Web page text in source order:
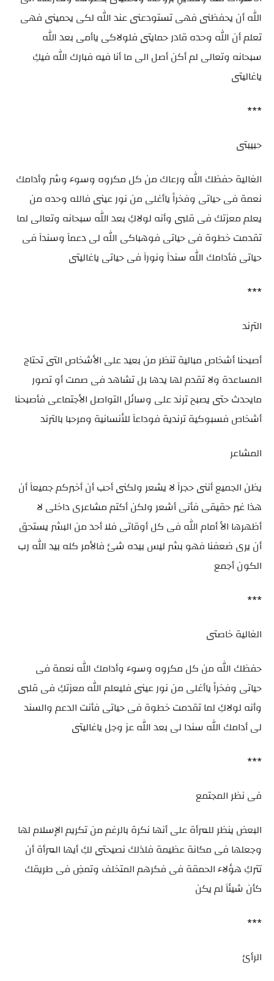
الله أن يحفظنى فهى تستودعنى عند الله لكى يحمينى فهى
تعلم أن الله وحده قادر حمايتى فلولاكى ياأمى بعد الله
سبحانه وتعالى لم أكن أصل الى ما أنا فيه فبارك الله فيكِ
ياغاليتى
***
حبيبتى
الغالية حفظك الله ورعاك من كل مكروه وسوء وشر وأدامك
نعمة فى حياتى وفخراً ياأغلى من نور عينى فالله وحده من
يعلم معزتك فى قلبى وأنه لولاكِ بعد الله سبحانه وتعالى لما
تقدمت خطوة فى حياتى فوهباكى الله لى دعماَ وسنداَ فى
حياتى فأدامك الله سنداَ ونوراَ فى حياتى ياغاليتى
***
الترند
أصبحنا أشخاص مبالية تنظر من بعيد على الأشخاص التى تحتاج
المساعدة ولا تقدم لها يدها بل تشاهد فى صمت أو تصور
مايحدث حتى يصبح ترند على وسائل التواصل الأجتماعى فأصبحنا
أشخاص فسبوكية ترندية فوداعاَ للأنسانية ومرحبا بالترند
المشاعر
يظن الجميع أننى حجراَ لا يشعر ولكنى أحب أن أخبركم جميعاَ أن
هذا غير حقيقى فأنى أشعر ولكن أكتم مشاعرى داخلى لا
أظهرها الأ أمام الله فى كل أوقاتى فلا أحد من البشر يستحق
أن يرى ضعفنا فهو بشر ليس بيده شئ فالأمر كله بيد الله رب
الكون أجمع
***
الغالية خاصتى
حفظك الله من كل مكروه وسوء وأدامك الله نعمة فى
حياتى وفخراً ياأغلى من نور عينى فليعلم الله معزتكِ فى قلبى
وأنه لولاكِ لما تقدمت خطوة فى حياتى فأنت الدعم والسند
لى أدامك الله سندا لى بعد الله عز وجل ياغاليتى
***
فى نظر المجتمع
البعض ينظر للمرأة على أنها نكرة بالرغم من تكريم الإسلام لها
وجعلها فى مكانة عظيمة فلذلك نصيحتى لكِ أيها المرأة أن
تتركِ هؤلاء الحمقة فى فكرهم المتخلف وتمضِ فى طريقك
كأن شيئاَ لم يكن
***
الرأئ